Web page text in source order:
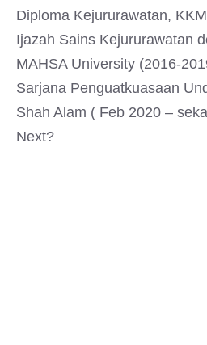
Diploma Kejururawatan,
Ijazah Sains Kejururawatan
MAHSA University (2016-
Sarjana Penguatkuasaan
Shah Alam ( Feb 2020 –
Next?